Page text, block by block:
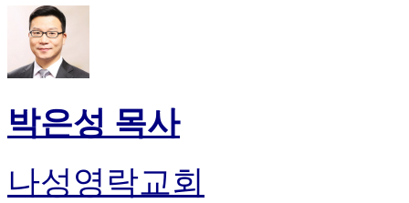
박은성 목사
나성영락교회